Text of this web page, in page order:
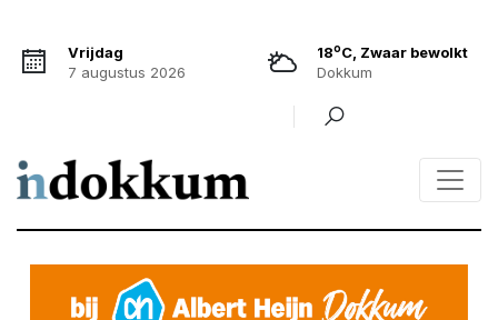
Vrijdag
7 augustus 2026
18oC, Zwaar bewolkt
Dokkum